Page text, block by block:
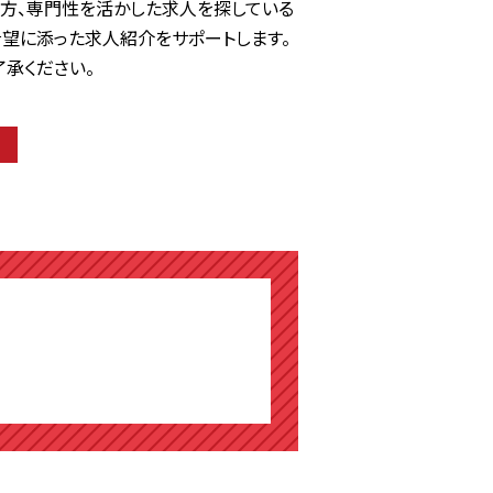
専門性を活かした求人を探している
に添った求人紹介をサポートします。
ください。